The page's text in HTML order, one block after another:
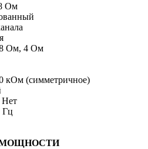
Ом
8 Ом, 4 Ом
кОм (симметричное)
Нет
Гц